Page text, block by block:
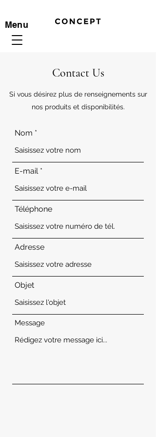
Menu
Contact Us
Si vous désirez plus de renseignements sur
nos produits et disponibilités.
Nom
E-mail
Téléphone
Adresse
Objet
Message